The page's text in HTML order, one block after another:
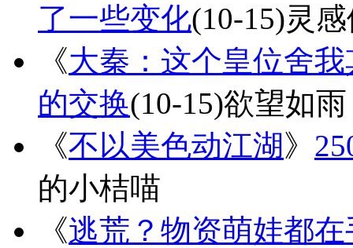
了一些变化(10-15)灵
《大秦：这个皇位舍我
的交换(10-15)欲望如雨
《不以美色动江湖》
的小桔喵
《逃荒？物资萌娃都